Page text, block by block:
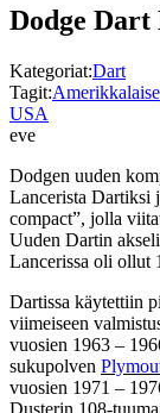
Dodge
Kategoriat:Dart
Tagit:
USA
eve
Dodgen uuden
Lancerista Dartiksi
compact”, jolla
Uuden Dartin
Lancerissa oli ollut
Dartissa käytettiin
viimeiseen
vuosien 1963 –
sukupolven
vuosien 1971 –
Dusterin 108-